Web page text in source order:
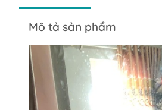
Mô tả sản phẩm